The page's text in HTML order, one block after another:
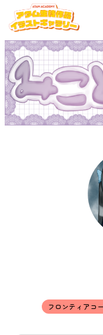
フロンティアコ